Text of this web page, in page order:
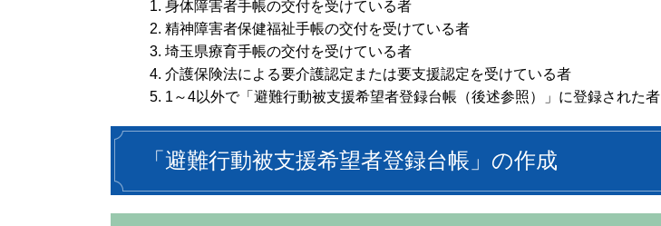
身体障害者手帳の交付を受けている者
精神障害者保健福祉手帳の交付を受けている者
埼玉県療育手帳の交付を受けている者
介護保険法による要介護認定または要支援認定を受けている者
1～4以外で「避難行動被支援希望者登録台帳（後述参照）」に登録された者
「避難行動被支援希望者登録台帳」の作成